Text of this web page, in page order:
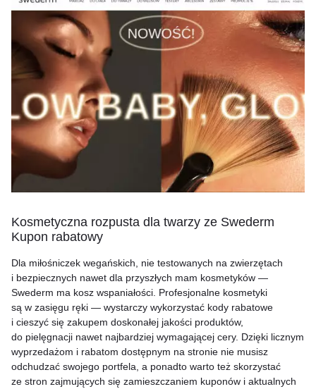
Kosmetyczna rozpusta dla twarzy ze Swederm
Kupon rabatowy
Dla miłośniczek wegańskich, nie testowanych na zwierzętach
i bezpiecznych nawet dla przyszłych mam kosmetyków —
Swederm ma kosz wspaniałości. Profesjonalne kosmetyki
są w zasięgu ręki — wystarczy wykorzystać kody rabatowe
i cieszyć się zakupem doskonałej jakości produktów,
do pielęgnacji nawet najbardziej wymagającej cery. Dzięki licznym
wyprzedażom i rabatom dostępnym na stronie nie musisz
odchudzać swojego portfela, a ponadto warto też skorzystać
ze stron zajmujących się zamieszczaniem kuponów i aktualnych